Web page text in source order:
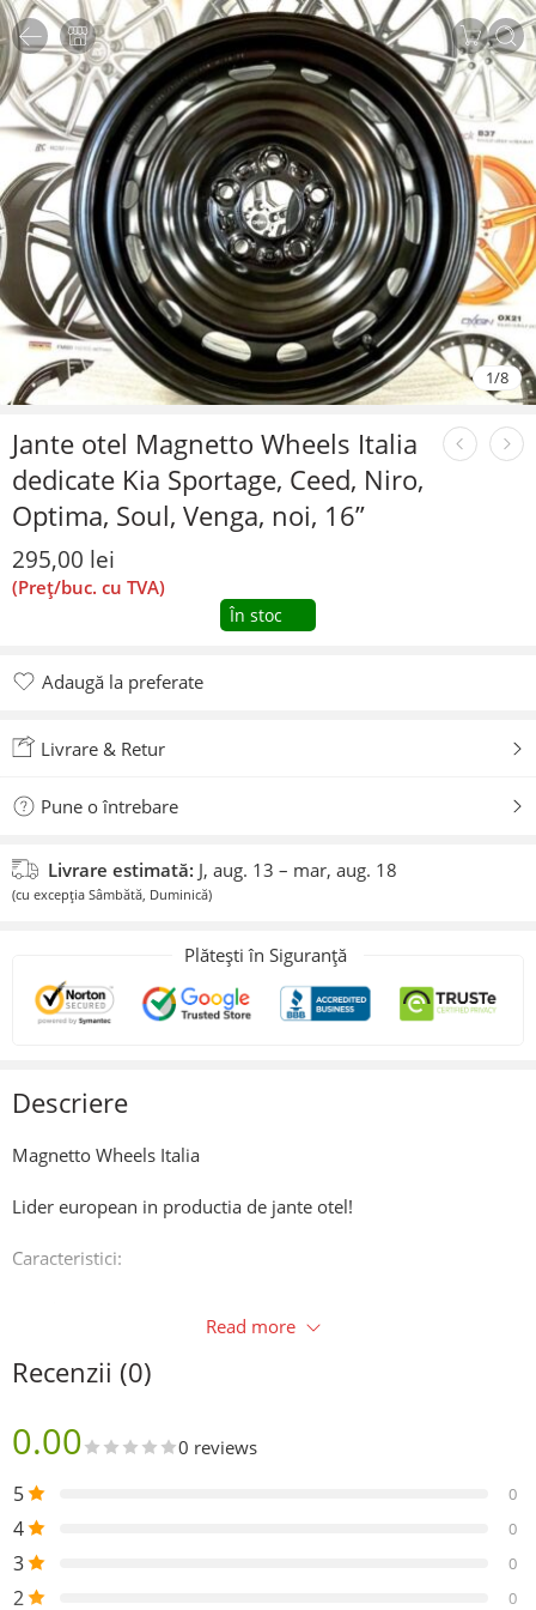
1/8
Jante otel Magnetto Wheels Italia
dedicate Kia Sportage, Ceed, Niro,
Optima, Soul, Venga, noi, 16”
295,00 lei
(Preț/buc. cu TVA)
În stoc
Adaugă la preferate
Livrare & Retur
Pune o întrebare
Livrare estimată: J, aug. 13 – mar, aug. 18
(cu excepția Sâmbătă, Duminică)
Plătești în Siguranță
Descriere
Magnetto Wheels Italia
Lider european in productia de jante otel!
Caracteristici:
Latime: 6,5j.
Gaura centrala: 67,1mm.
Compatibilitate:
Read more
Recenzii (0)
0.00 0 reviews
5 0
4 0
3 0
2 0